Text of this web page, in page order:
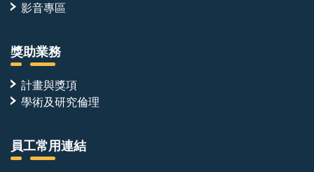
影音專區
獎助業務
計畫與獎項
學術及研究倫理
員工常用連結